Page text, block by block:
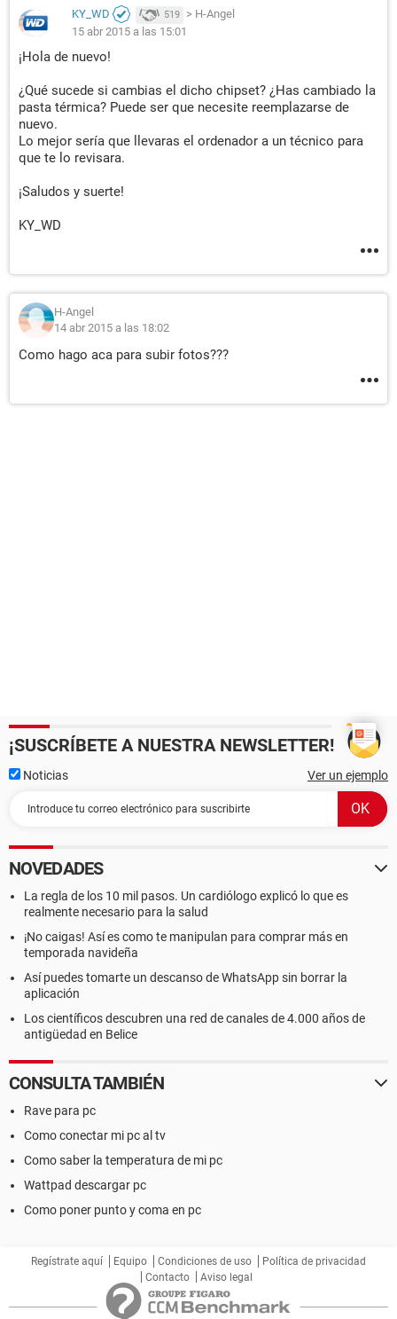
KY_WD 519 > H-Angel
15 abr 2015 a las 15:01
¡Hola de nuevo!
¿Qué sucede si cambias el dicho chipset? ¿Has cambiado la
pasta térmica? Puede ser que necesite reemplazarse de
nuevo.
Lo mejor sería que llevaras el ordenador a un técnico para
que te lo revisara.
¡Saludos y suerte!
KY_WD
H-Angel
14 abr 2015 a las 18:02
Como hago aca para subir fotos???
¡SUSCRÍBETE A NUESTRA NEWSLETTER!
Noticias Ver un ejemplo
NOVEDADES
La regla de los 10 mil pasos. Un cardiólogo explicó lo que es
realmente necesario para la salud
¡No caigas! Así es como te manipulan para comprar más en
temporada navideña
Así puedes tomarte un descanso de WhatsApp sin borrar la
aplicación
Los científicos descubren una red de canales de 4.000 años de
antigüedad en Belice
CONSULTA TAMBIÉN
Rave para pc
Como conectar mi pc al tv
Como saber la temperatura de mi pc
Wattpad descargar pc
Como poner punto y coma en pc
Regístrate aquí Equipo Condiciones de uso
Política de privacidad
Contacto
Aviso legal